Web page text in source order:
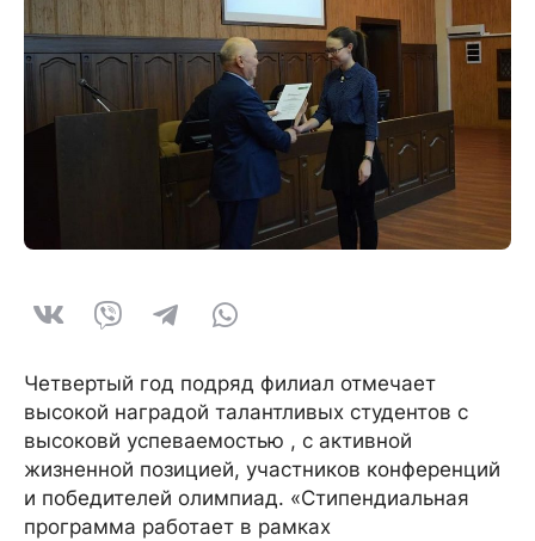
Четвертый год подряд филиал отмечает
высокой наградой талантливых студентов с
высоковй успеваемостью , с активной
жизненной позицией, участников конференций
и победителей олимпиад. «Стипендиальная
программа работает в рамках